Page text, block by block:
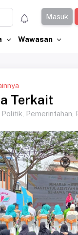
Masuk
Wawasan
Terkait
Pemerintahan,